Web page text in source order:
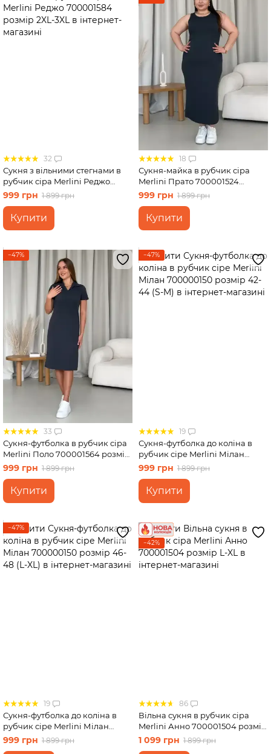
32
Сукня з вільними стегнами в
рубчик сіра Merlini Реджо
700001584 розмір 2XL-3XL
999 грн 1 899 грн
Купити
18
Сукня-майка в рубчик сіра
Merlini Прато 700001524
розмір 2XL-3XL
999 грн 1 899 грн
Купити
−47%
33
Сукня-футболка в рубчик сіра
Merlini Поло 700001564 розмір
S-M
999 грн 1 899 грн
Купити
−47%
19
Сукня-футболка до коліна в
рубчик сіре Merlini Мілан
700000150 розмір 42-44 (S-M)
999 грн 1 899 грн
Купити
−47%
19
Сукня-футболка до коліна в
рубчик сіре Merlini Мілан
700000150 розмір 46-48 (L-XL)
999 грн 1 899 грн
−42%
86
Вільна сукня в рубчик сіра
Merlini Анно 700001504 розмір
L-XL
1 099 грн 1 899 грн